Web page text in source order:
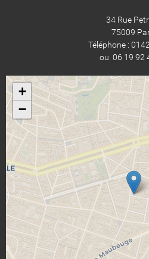
34 Rue
75009
Téléphone :
ou 06 19 92
+
−